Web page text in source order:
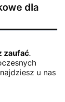
dla
zaufać.
u nas